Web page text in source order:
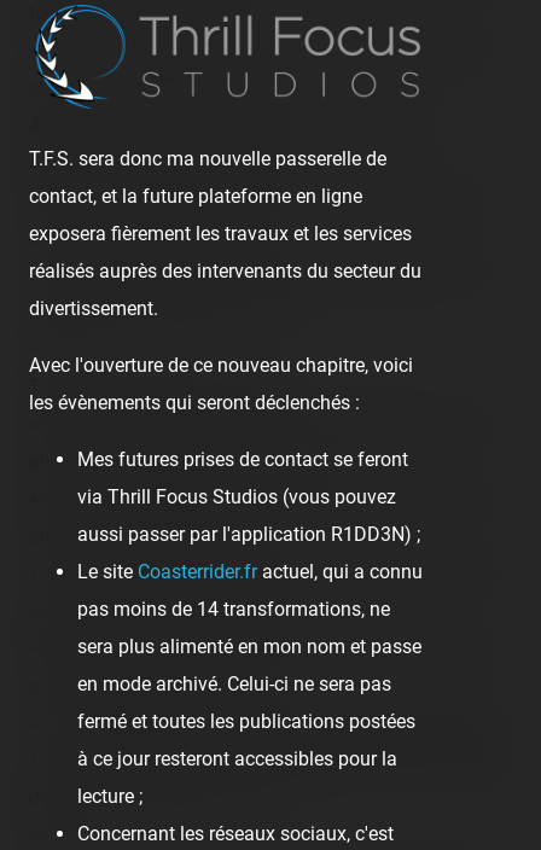
tours à 17:30 !<br /><br />
<img src="/content/trip-reports/1190584800/(10).jpg"
alt="" class="photo-tr"><br />
animateur (rare) !<br /><br />
<img src="/content/trip-reports/1190584800/(11).jpg"
alt="" class="photo-tr"><br />
« Alors, à babord c'est à gauche, et donc à tribord… ben
c'est de l'autre côté hein… »<br />
alt="" class="photo-tr"><br /><br />
<img src="/content/trip-reports/1190584800/(13).jpg"
alt="" class="photo-tr"><br />
« Les plus magnifiques chutes d'eau que vous verrez ici
là que cette fois. »<br /><br />
<img src="/content/trip-reports/1190584800/(14).jpg"
alt="" class="photo-tr"><br />
« Ca c'est Robert, notre pêcheur local, présent ici depuis
15 ans, et qui n'a jamais réussi à pêcher un seul poisson
depuis tout ce temps… »<br />
<br />
T.F.S. sera donc ma nouvelle passerelle de
contact, et la future plateforme en ligne
exposera fièrement les travaux et les services
réalisés auprès des intervenants du secteur du
divertissement.
Avec l'ouverture de ce nouveau chapitre, voici
les évènements qui seront déclenchés :
Mes futures prises de contact se feront
via Thrill Focus Studios (vous pouvez
aussi passer par l'application R1DD3N) ;
Le site Coasterrider.fractuel, qui a connu
pas moins de 14 transformations, ne
sera plus alimenté en mon nom et passe
en mode archivé. Celui-ci ne sera pas
fermé et toutes les publications postées
à ce jour resteront accessibles pour la
lecture ;
Concernant les réseaux sociaux, c'est